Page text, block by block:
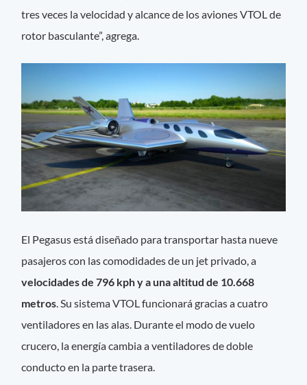
tres veces la velocidad y alcance de los aviones VTOL de
rotor basculante”, agrega.
El Pegasus está diseñado para transportar hasta nueve
pasajeros con las comodidades de un jet privado, a
velocidades de 796 kph y a una altitud de 10.668
metros . Su sistema VTOL funcionará gracias a cuatro
ventiladores en las alas. Durante el modo de vuelo
crucero, la energía cambia a ventiladores de doble
conducto en la parte trasera.